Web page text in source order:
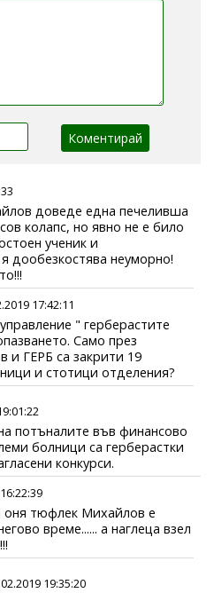
доведе една печеливша
колапс, но явно не е било
ученик и
дообезкостява неуморно!
17:42:11
" герберастите
Само през
и ГЕРБ са закрити 19
и стотици отделения?
потъналите във финансово
болници са герберастки
конкурси.
оня тюфлек Михайлов е
време...... а наглеца взел
19:35:20